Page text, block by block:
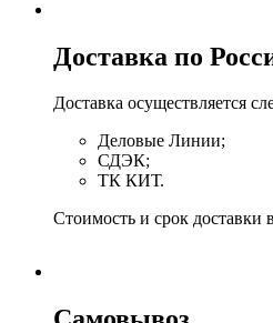
Доставка по
Доставка осуществляется
Деловые Линии;
СДЭК;
ТК КИТ.
Стоимость и срок доставки